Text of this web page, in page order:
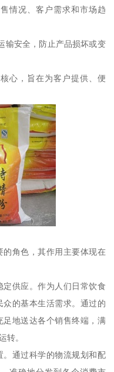
情况、客户需求和市场趋
输安全，防止产品损坏或变
心，旨在为客户提供、便
角色，其作用主要体现在
供应。作为人们日常饮食
的基本生活需求。通过的
地送达各个销售终端，满
转。
通过科学的物流规划和配